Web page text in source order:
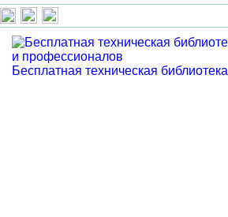
Бесплатная техническая библиотека